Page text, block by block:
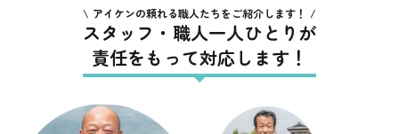
アイケンの頼れる職人たちをご紹介します！
スタッフ・職人一人ひとりが
責任をもって対応します！